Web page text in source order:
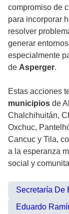
compromiso de
para incorporar
resolver
generar
especialmente
de Asperger.
Estas acciones
municipios de
Chalchihuitán,
Oxchuc,
Cancuc y Tila,
a la esperanza
social y
Secretaría De
Eduardo